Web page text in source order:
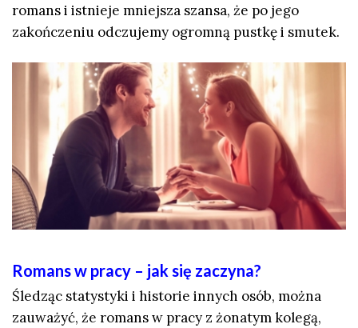
romans i istnieje mniejsza szansa, że po jego
zakończeniu odczujemy ogromną pustkę i smutek.
Romans w pracy – jak się zaczyna?
Śledząc statystyki i historie innych osób, można
zauważyć, że romans w pracy z żonatym kolegą,